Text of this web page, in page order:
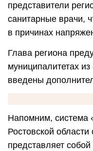
представители
санитарные врачи,
в причинах
Глава региона
муниципалитетах
введены
Напомним, система
Ростовской
представляет